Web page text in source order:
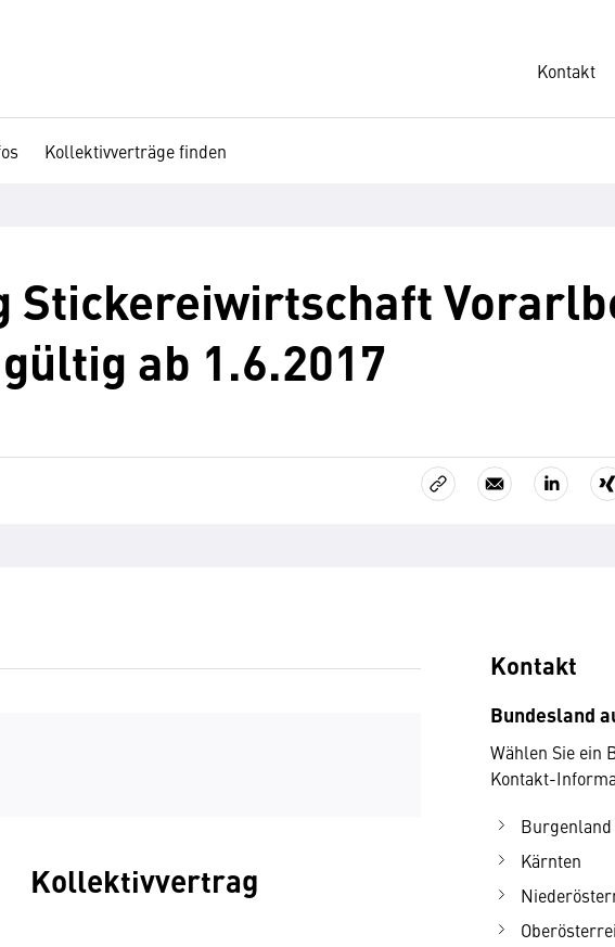
Kontakt
Kollektivverträge finden
ab 1.6.2017
Kollektivvertrag
Kontakt
Bundesland
Wählen Sie ein
Kontakt-
Burgenland
Kärnten